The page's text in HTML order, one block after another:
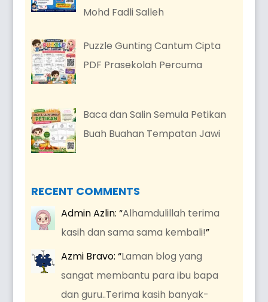
Mohd Fadli Salleh
Puzzle Gunting Cantum Cipta
PDF Prasekolah Percuma
Baca dan Salin Semula Petikan
Buah Buahan Tempatan Jawi
RECENT COMMENTS
Admin Azlin: “Alhamdulillah terima
kasih dan sama sama kembali!”
Azmi Bravo: “Laman blog yang
sangat membantu para ibu bapa
dan guru..Terima kasih banyak-